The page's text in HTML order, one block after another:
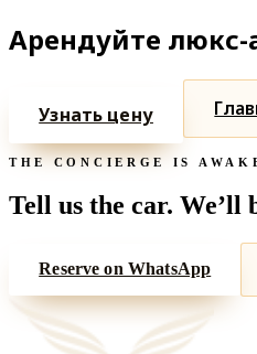
Арендуйте люкс-
Узнать цену
THE CONCIERGE IS
Tell us the car.
Reserve on WhatsApp